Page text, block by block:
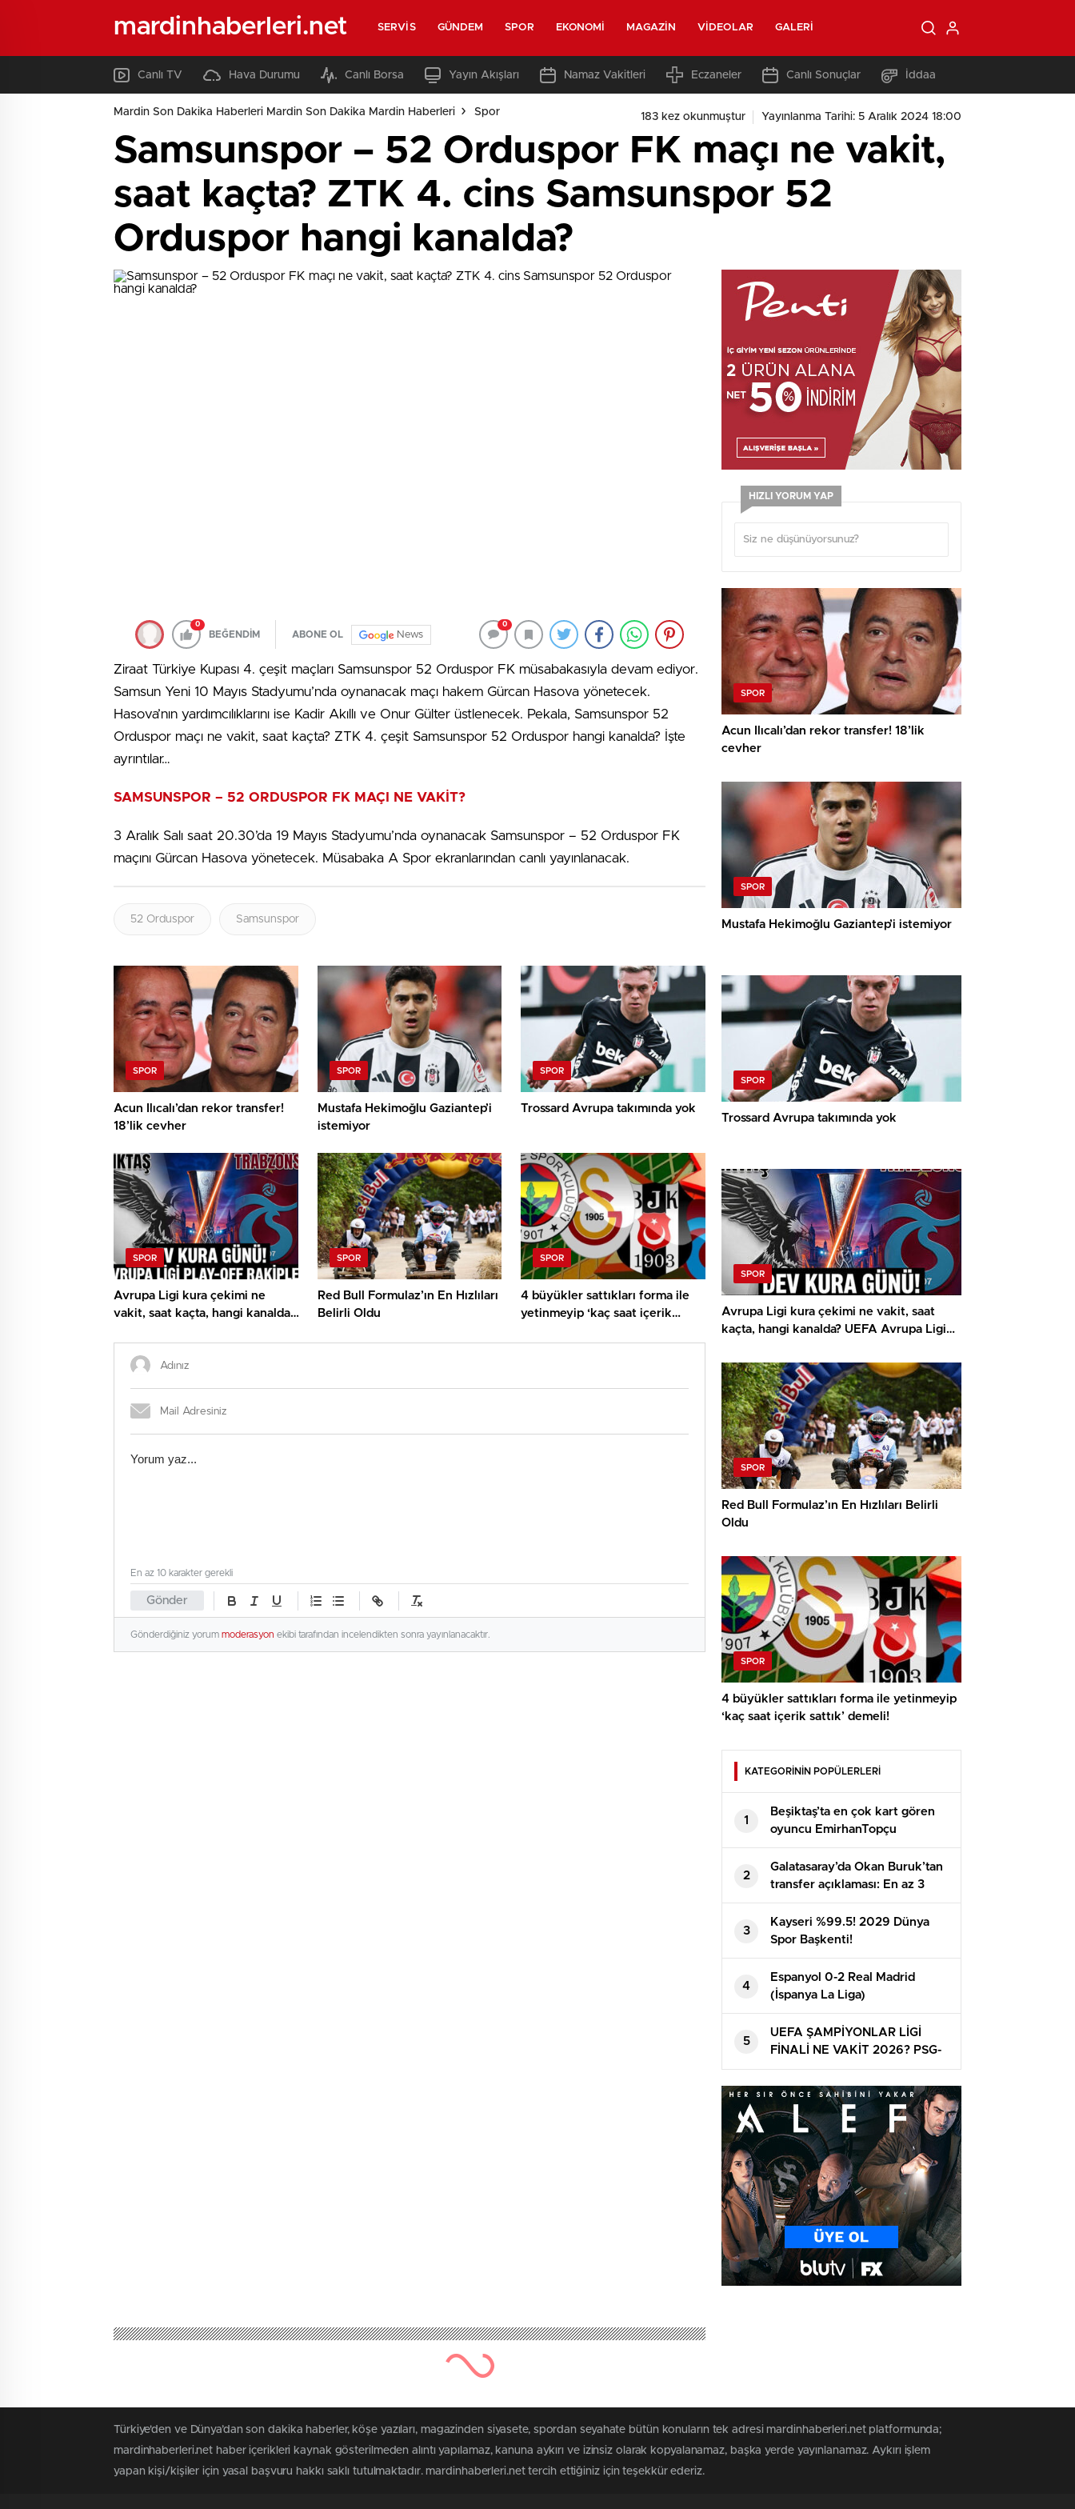
mardinhaberleri.net SERVIS GÜNDEM SPOR EKONOMI MAGAZIN VIDEOLAR GALERI
Canlı TV Hava Durumu Canlı Borsa Yayın Akışları Namaz Vakitleri Eczaneler Canlı Sonuçlar İddaa
Mardin Son Dakika Haberleri Mardin Son Dakika Mardin Haberleri Spor 183 kez okunmuştur Yayınlanma Tarihi: 5 Aralık 2024 18:00
Samsunspor – 52 Orduspor FK maçı ne vakit,
saat kaçta? ZTK 4. cins Samsunspor 52
Orduspor hangi kanalda?
0
BEĞENDİM ABONE OL News
0
Ziraat Türkiye Kupası 4. çeşit maçları Samsunspor 52 Orduspor FK müsabakasıyla devam ediyor.
Samsun Yeni 10 Mayıs Stadyumu’nda oynanacak maçı hakem Gürcan Hasova yönetecek.
Hasova’nın yardımcılıklarını ise Kadir Akıllı ve Onur Gülter üstlenecek. Pekala, Samsunspor 52
Orduspor maçı ne vakit, saat kaçta? ZTK 4. çeşit Samsunspor 52 Orduspor hangi kanalda? İşte
ayrıntılar…
SAMSUNSPOR – 52 ORDUSPOR FK MAÇI NE VAKİT?
3 Aralık Salı saat 20.30’da 19 Mayıs Stadyumu’nda oynanacak Samsunspor – 52 Orduspor FK
maçını Gürcan Hasova yönetecek. Müsabaka A Spor ekranlarından canlı yayınlanacak.
52 Orduspor Samsunspor
SPOR
Acun Ilıcalı’dan rekor transfer!
18’lik cevher
SPOR
Mustafa Hekimoğlu Gaziantep’i
istemiyor
SPOR
Trossard Avrupa takımında yok
SPOR
Avrupa Ligi kura çekimi ne
vakit, saat kaçta, hangi kanalda?
rakipleri
SPOR
Red Bull Formulaz’ın En Hızlıları
Belirli Oldu
SPOR
4 büyükler sattıkları forma ile
yetinmeyip ‘kaç saat içerik
Gönder
En az 10 karakter gerekli
Gönderdiğiniz yorum moderasyon ekibi tarafından incelendikten sonra yayınlanacaktır.
HIZLI YORUM YAP
SPOR
Acun Ilıcalı’dan rekor transfer! 18’lik
cevher
SPOR
Mustafa Hekimoğlu Gaziantep’i istemiyor
SPOR
Trossard Avrupa takımında yok
SPOR
Avrupa Ligi kura çekimi ne vakit, saat
kaçta, hangi kanalda? UEFA Avrupa Ligi
rakipleri
SPOR
Red Bull Formulaz’ın En Hızlıları Belirli
Oldu
SPOR
4 büyükler sattıkları forma ile yetinmeyip
‘kaç saat içerik sattık’ demeli!
KATEGORİNİN POPÜLERLERİ
1
Beşiktaş’ta en çok kart gören
oyuncu EmirhanTopçu
2
Galatasaray’da Okan Buruk’tan
transfer açıklaması: En az 3
oyuncu daha alınacak | Mauro
Icardi, Boey, Nelsson…
3
Kayseri %99.5! 2029 Dünya
Spor Başkenti!
4
Espanyol 0-2 Real Madrid
(İspanya La Liga)
5
UEFA ŞAMPİYONLAR LİGİ
FİNALİ NE VAKİT 2026? PSG-
Arsenal maçı ne vakit ve
nerede oynanacak? Finalin ismi
belirli oldu!
Türkiye'den ve Dünya’dan son dakika haberler, köşe yazıları, magazinden siyasete, spordan seyahate bütün konuların tek adresi mardinhaberleri.net platformunda;
mardinhaberleri.net haber içerikleri kaynak gösterilmeden alıntı yapılamaz, kanuna aykırı ve izinsiz olarak kopyalanamaz, başka yerde yayınlanamaz. Aykırı işlem
yapan kişi/kişiler için yasal başvuru hakkı saklı tutulmaktadır. mardinhaberleri.net tercih ettiğiniz için teşekkür ederiz.